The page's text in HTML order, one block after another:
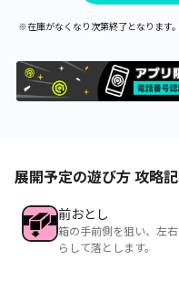
※在庫がなくなり次第終了となります
展開予定の遊び方 攻略
前おとし
箱の手前側を狙い、左
らして落とします。